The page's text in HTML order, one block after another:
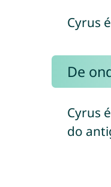
Cyrus
De
Cyrus